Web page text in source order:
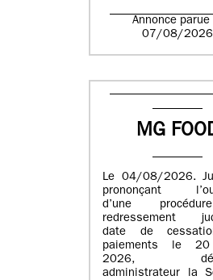
Annonce parue
07/08/2026
MG
Le 04/08/2026.
prononçant
d’une
redressement
date de
paiements le
2026,
administrateur la